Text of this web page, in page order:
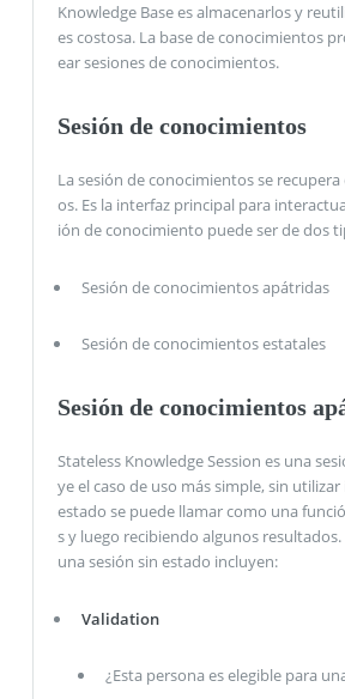
Knowledge Base es almacenarlos y
es costosa. La base de conocimientos
ear sesiones de conocimientos.
Sesión de conocimientos
La sesión de conocimientos se
os. Es la interfaz principal para
ión de conocimiento puede ser de dos
Sesión de conocimientos apátridas
Sesión de conocimientos estatales
Sesión de conocimientos
Stateless Knowledge Session es una
ye el caso de uso más simple, sin
estado se puede llamar como una
s y luego recibiendo algunos
una sesión sin estado incluyen:
Validation
¿Esta persona es elegible para